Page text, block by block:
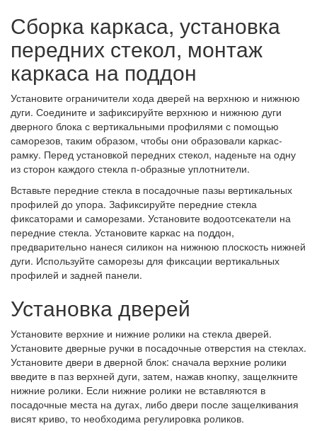
Сборка каркаса, установка
передних стекол, монтаж
каркаса на поддон
Установите ограничители хода дверей на верхнюю и нижнюю
дуги. Соедините и зафиксируйте верхнюю и нижнюю дуги
дверного блока с вертикальными профилями с помощью
саморезов, таким образом, чтобы они образовали каркас-
рамку. Перед установкой передних стекол, наденьте на одну
из сторон каждого стекла п-образные уплотнители.
Вставьте передние стекла в посадочные пазы вертикальных
профилей до упора. Зафиксируйте передние стекла
фиксаторами и саморезами. Установите водоотсекатели на
передние стекла. Установите каркас на поддон,
предварительно нанеся силикон на нижнюю плоскость нижней
дуги. Используйте саморезы для фиксации вертикальных
профилей и задней панели.
Установка дверей
Установите верхние и нижние ролики на стекла дверей.
Установите дверные ручки в посадочные отверстия на стеклах.
Установите двери в дверной блок: сначала верхние ролики
введите в паз верхней дуги, затем, нажав кнопку, защелкните
нижние ролики. Если нижние ролики не вставляются в
посадочные места на дугах, либо двери после защелкивания
висят криво, то необходима регулировка роликов.